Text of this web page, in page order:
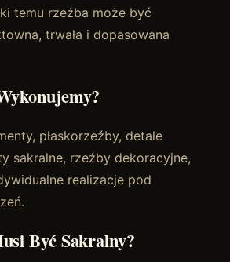
temu rzeźba może być
trwała i dopasowana
płaskorzeźby, detale
sakralne, rzeźby dekoracyjne,
realizacje pod
Być Sakralny?